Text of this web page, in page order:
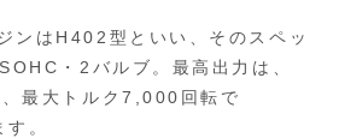
ンはH402型といい、そのスペッ
・2バルブ。最高出力は、
最大トルク7,000回転で
。